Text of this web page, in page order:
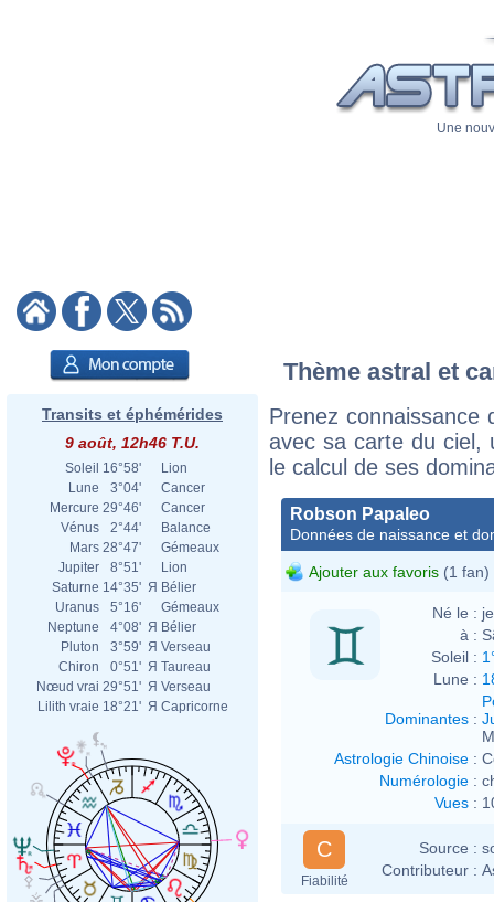
Une
Transits et éphémérides
9 août, 12h46 T.U.
Soleil 16°58'
Lion
Lune
3°04'
Cancer
Mercure 29°46'
Cancer
Vénus
2°44'
Balance
Mars 28°47'
Gémeaux
Jupiter
8°51'
Lion
Saturne 14°35' Я Bélier
Uranus
5°16'
Gémeaux
Neptune
4°08' Я Bélier
Pluton
3°59' Я Verseau
Chiron
0°51' Я Taureau
Nœud vrai 29°51' Я Verseau
Lilith vraie 18°21' Я Capricorne
Thème astral et
Prenez connaissance
avec sa carte du ciel,
le calcul de ses
Robson Papaleo
Données de naissance et
Ajouter aux favoris (1 fan)
Né le :
à :
Soleil :
Lune :
Dominantes :
Astrologie Chinoise :
Numérologie :
Vues :
C
Fiabilité
Source :
Contributeur :